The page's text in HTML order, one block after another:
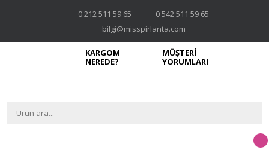
0 212 511 59 65
0 542 511 59 65
bilgi@misspirlanta.com
KARGOM
NEREDE?
MÜŞTERİ
YORUMLARI